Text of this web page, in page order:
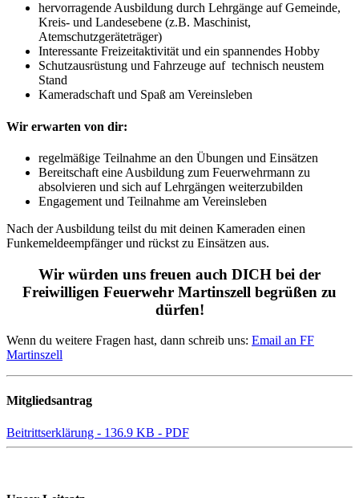
hervorragende Ausbildung durch Lehrgänge auf Gemeinde,
Kreis- und Landesebene (z.B. Maschinist,
Atemschutzgeräteträger)
Interessante Freizeitaktivität und ein spannendes Hobby
Schutzausrüstung und Fahrzeuge auf technisch neustem
Stand
Kameradschaft und Spaß am Vereinsleben
Wir erwarten von dir:
regelmäßige Teilnahme an den Übungen und Einsätzen
Bereitschaft eine Ausbildung zum Feuerwehrmann zu
absolvieren und sich auf Lehrgängen weiterzubilden
Engagement und Teilnahme am Vereinsleben
Nach der Ausbildung teilst du mit deinen Kameraden einen
Funkemeldeempfänger und rückst zu Einsätzen aus.
Wir würden uns freuen auch DICH bei der
Freiwilligen Feuerwehr Martinszell begrüßen zu
dürfen!
Wenn du weitere Fragen hast, dann schreib uns: Email an FF
Martinszell
Mitgliedsantrag
Beitrittserklärung - 136.9 KB - PDF